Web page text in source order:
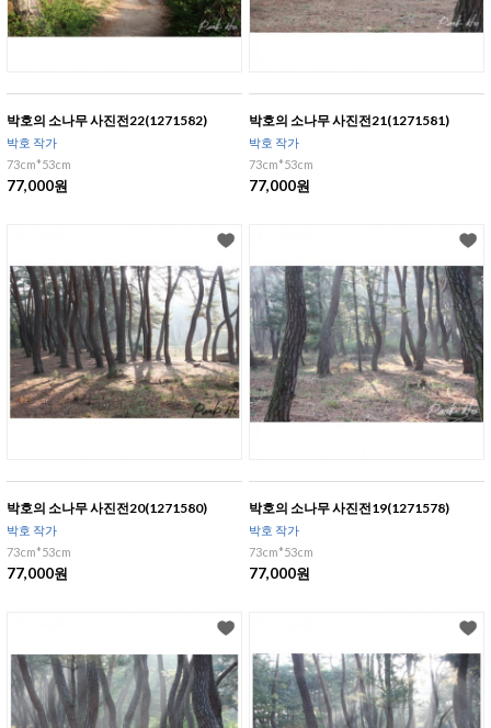
박호의 소나무 사진전22(1271582)
박호 작가
73cm*53cm
77,000원
박호의 소나무 사진전21(1271581)
박호 작가
73cm*53cm
77,000원
박호의 소나무 사진전20(1271580)
박호 작가
73cm*53cm
77,000원
박호의 소나무 사진전19(1271578)
박호 작가
73cm*53cm
77,000원